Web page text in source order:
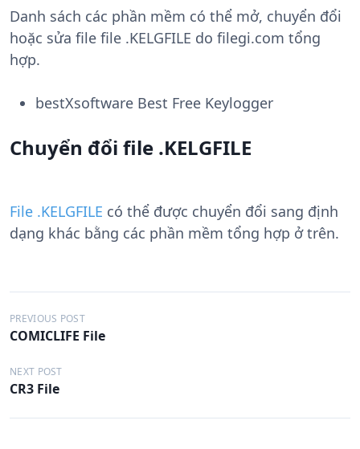
Danh sách các phần mềm có thể mở, chuyển đổi
hoặc sửa file file .KELGFILE do filegi.com tổng
hợp.
bestXsoftware Best Free Keylogger
Chuyển đổi file .KELGFILE
File .KELGFILE có thể được chuyển đổi sang định
dạng khác bằng các phần mềm tổng hợp ở trên.
Đ
i
ề
u
h
PREVIOUS POST
COMICLIFE File
NEXT POST
CR3 File